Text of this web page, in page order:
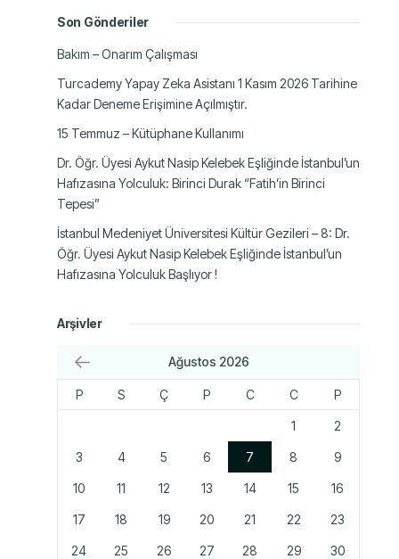
Son Gönderiler
Bakım – Onarım Çalışması
Turcademy Yapay Zeka Asistanı 1 Kasım 2026 Tarihine
Kadar Deneme Erişimine Açılmıştır.
15 Temmuz – Kütüphane Kullanımı
Dr. Öğr. Üyesi Aykut Nasip Kelebek Eşliğinde İstanbul’un
Hafızasına Yolculuk: Birinci Durak “Fatih’in Birinci
Tepesi”
İstanbul Medeniyet Üniversitesi Kültür Gezileri – 8: Dr.
Öğr. Üyesi Aykut Nasip Kelebek Eşliğinde İstanbul’un
Hafızasına Yolculuk Başlıyor !
Arşivler
Ağustos 2026
P S Ç P C C P
1 2
3 4 5 6 7 8 9
10 11 12 13 14 15 16
17 18 19 20 21 22 23
24 25 26 27 28 29 30